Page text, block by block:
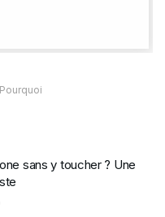
Pourquoi
sans y toucher ? Une